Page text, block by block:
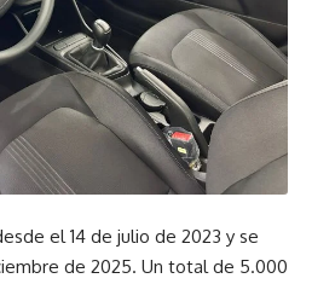
el 14 de julio de 2023 y se
de 2025. Un total de 5.000